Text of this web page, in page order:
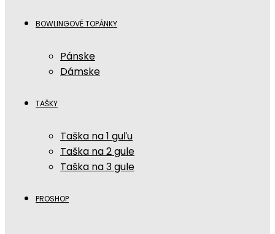
BOWLINGOVÉ TOPÁNKY
Pánske
Dámske
TAŠKY
Taška na 1 guľu
Taška na 2 gule
Taška na 3 gule
PROSHOP